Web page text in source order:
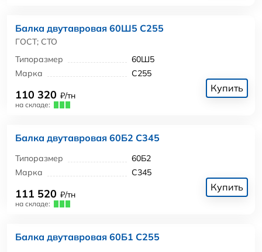
Балка двутавровая 60Ш5 С255
ГОСТ; СТО
Типоразмер
60Ш5
Марка
С255
110 320 ₽/тн
на складе:
Купить
Балка двутавровая 60Б2 С345
Типоразмер
60Б2
Марка
С345
111 520 ₽/тн
на складе:
Купить
Балка двутавровая 60Б1 С255